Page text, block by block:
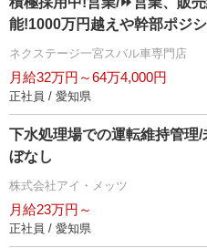
能!1000万円越えや幹部ポジ
ネクステージ一宮スバル車専門店
月給32万円～64万4,000円
正社員 / 愛知県
下水処理場での運転維持管理
ぼなし
株式会社アイ・メッツ
月給23万円～
正社員 / 愛知県